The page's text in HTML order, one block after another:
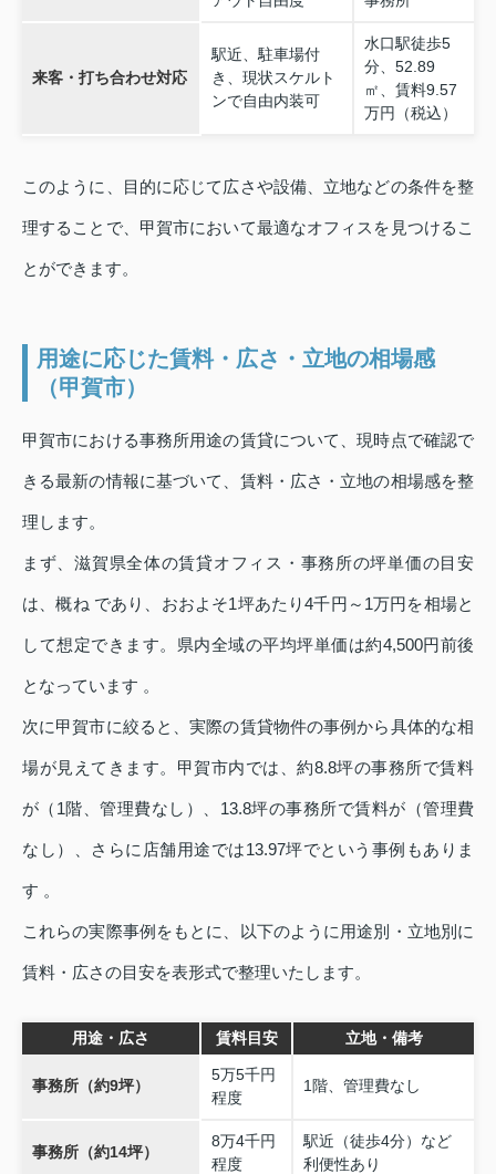
来客・打ち合わせ対応
駅近、駐車場付
き、現状スケルト
ンで自由内装可
水口駅徒歩5
分、52.89
㎡、賃料9.57
万円（税込）
このように、目的に応じて広さや設備、立地などの条件を整
理することで、甲賀市において最適なオフィスを見つけるこ
とができます。
用途に応じた賃料・広さ・立地の相場感
（甲賀市）
甲賀市における事務所用途の賃貸について、現時点で確認で
きる最新の情報に基づいて、賃料・広さ・立地の相場感を整
理します。
まず、滋賀県全体の賃貸オフィス・事務所の坪単価の目安
は、概ね であり、おおよそ1坪あたり4千円～1万円を相場と
して想定できます。県内全域の平均坪単価は約4,500円前後
となっています 。
次に甲賀市に絞ると、実際の賃貸物件の事例から具体的な相
場が見えてきます。甲賀市内では、約8.8坪の事務所で賃料
が （1階、管理費なし）、13.8坪の事務所で賃料が （管理費
なし）、さらに店舗用途では13.97坪でという事例もありま
す 。
これらの実際事例をもとに、以下のように用途別・立地別に
賃料・広さの目安を表形式で整理いたします。
用途・広さ 賃料目安 立地・備考
事務所（約9坪）
5万5千円
程度
1階、管理費なし
事務所（約14坪）
8万4千円
程度
駅近（徒歩4分）など
利便性あり